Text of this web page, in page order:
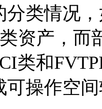
分类情况
资产，而
类和
可操作空